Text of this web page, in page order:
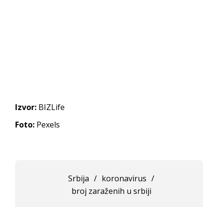
Izvor: BIZLife
Foto: Pexels
Srbija / koronavirus /
broj zaraženih u srbiji